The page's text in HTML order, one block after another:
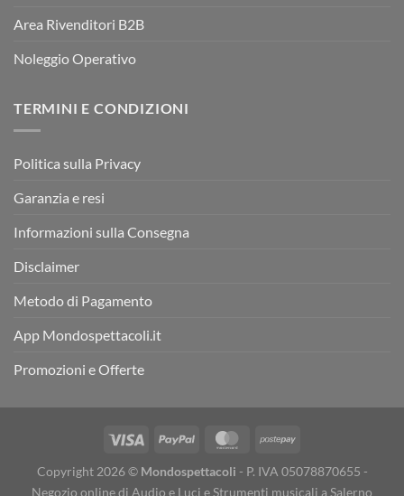
Area Rivenditori B2B
Noleggio Operativo
TERMINI E CONDIZIONI
Politica sulla Privacy
Garanzia e resi
Informazioni sulla Consegna
Disclaimer
Metodo di Pagamento
App Mondospettacoli.it
Promozioni e Offerte
Copyright 2026 © Mondospettacoli - P. IVA 05078870655 -
Negozio online di Audio e Luci e Strumenti musicali a Salerno